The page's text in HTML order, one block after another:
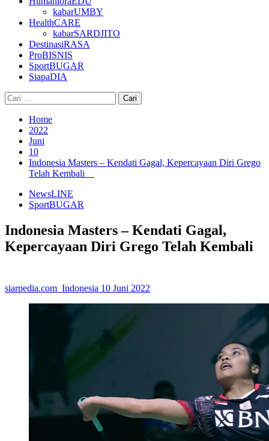
kabarUMBY
HealthCARE
kabarSARDJITO
DestinasiRASA
ProBISNIS
SportBUGAR
SiapaDIA
Cari
untuk:
Home
2022
Juni
10
Indonesia Masters – Kendati Gagal, Kepercayaan Diri Grego
Telah Kembali
NewsLINE
SportBUGAR
Indonesia Masters – Kendati Gagal,
Kepercayaan Diri Grego Telah Kembali
siarpedia.com_Indonesia 10 Juni 2022